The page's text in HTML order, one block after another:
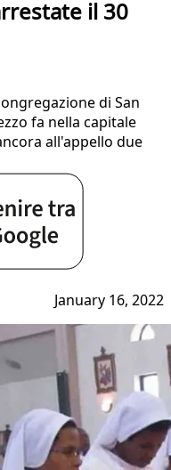
il 30
di San
fa nella capitale
all'appello due
January 16, 2022